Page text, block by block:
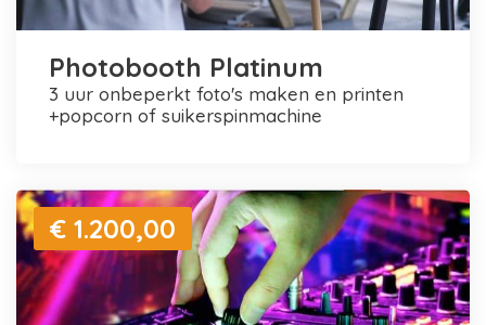
Photobooth Platinum
3 uur onbeperkt foto's maken en printen
+popcorn of suikerspinmachine
€ 1.200,00